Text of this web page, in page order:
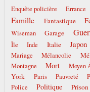
Enquête policière Errance
Famille Fantastique
Wiseman
Garage
Île Inde Italie Japon
Mariage
Mélancolie
Montagne Mort Moyen
York
Paris Pauvreté
Police
Politique Prison